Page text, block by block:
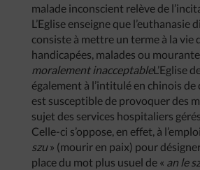
malade inconscient relève de
L’Eglise enseigne que l’euthanasie
consiste à mettre un terme à la vie
handicapées, malades ou
moralement inacceptableL’Eglise
également à l’intitulé en chinois de
est susceptible de provoquer des
sujet des services hospitaliers
Celle-ci s’oppose, en effet, à
szu» (mourir en paix) pour
place du mot plus usuel de « an le